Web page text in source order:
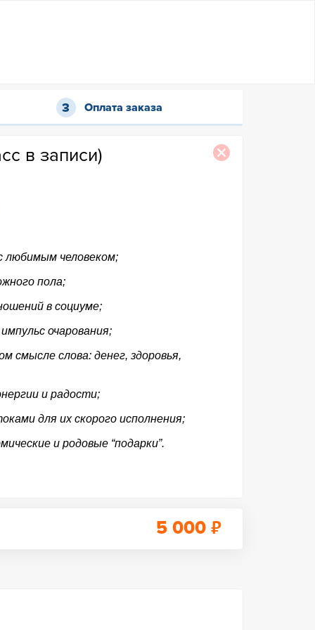
Оплата заказа
в записи)
любимым человеком;
пола;
в социуме;
очарования;
смысле слова: денег, здоровья,
и радости;
для их скорого исполнения;
и родовые “подарки”.
5 000 ₽